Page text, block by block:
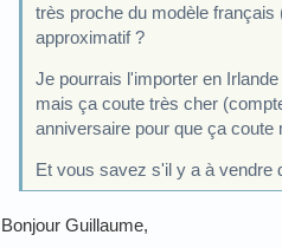
très proche du modèle
approximatif ?
Je pourrais l'importer en
mais ça coute très cher
anniversaire pour que ça coute
Et vous savez s'il y a à vendre
Bonjour Guillaume,